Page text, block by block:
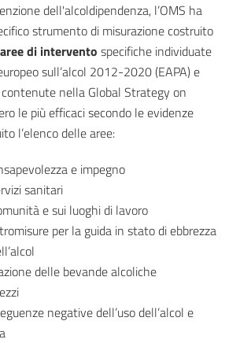
dell'alcoldipendenza, l’OMS ha
strumento di misurazione costruito
di intervento specifiche individuate
sull’alcol 2012-2020 (EAPA) e
nella Global Strategy on
le più efficaci secondo le evidenze
l’elenco delle aree:
e impegno
sanitari
e sui luoghi di lavoro
per la guida in stato di ebbrezza
delle bevande alcoliche
negative dell’uso dell’alcol e